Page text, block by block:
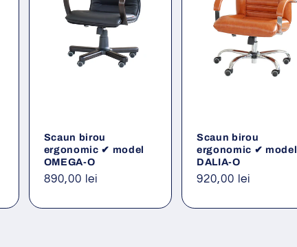
Scaun birou
ergonomic ✔ model
OMEGA-O
Preț
890,00 lei
Scaun birou
ergonomic ✔ model
DALIA-O
Preț
920,00 lei